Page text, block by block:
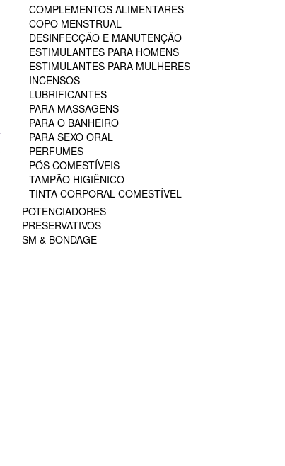
COMPLEMENTOS ALIMENTARES
COPO MENSTRUAL
DESINFECÇÃO E MANUTENÇÃO
ESTIMULANTES PARA HOMENS
ESTIMULANTES PARA MULHERES
INCENSOS
LUBRIFICANTES
PARA MASSAGENS
PARA O BANHEIRO
PARA SEXO ORAL
PERFUMES
PÓS COMESTÍVEIS
TAMPÃO HIGIÊNICO
TINTA CORPORAL COMESTÍVEL
POTENCIADORES
PRESERVATIVOS
SM & BONDAGE